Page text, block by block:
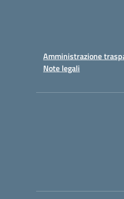
Amministrazione
Note legali